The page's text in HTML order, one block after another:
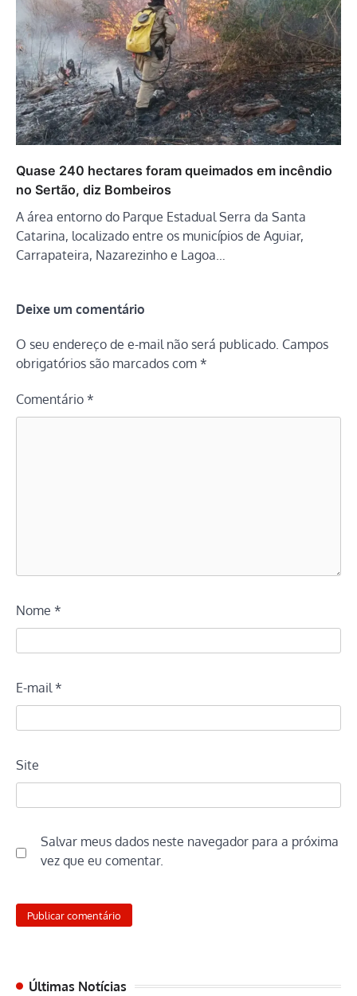
Quase 240 hectares foram queimados em incêndio
no Sertão, diz Bombeiros
A área entorno do Parque Estadual Serra da Santa
Catarina, localizado entre os municípios de Aguiar,
Carrapateira, Nazarezinho e Lagoa…
Deixe um comentário
O seu endereço de e-mail não será publicado. Campos
obrigatórios são marcados com *
Comentário *
Nome *
E-mail *
Site
Salvar meus dados neste navegador para a próxima
vez que eu comentar.
Últimas Notícias